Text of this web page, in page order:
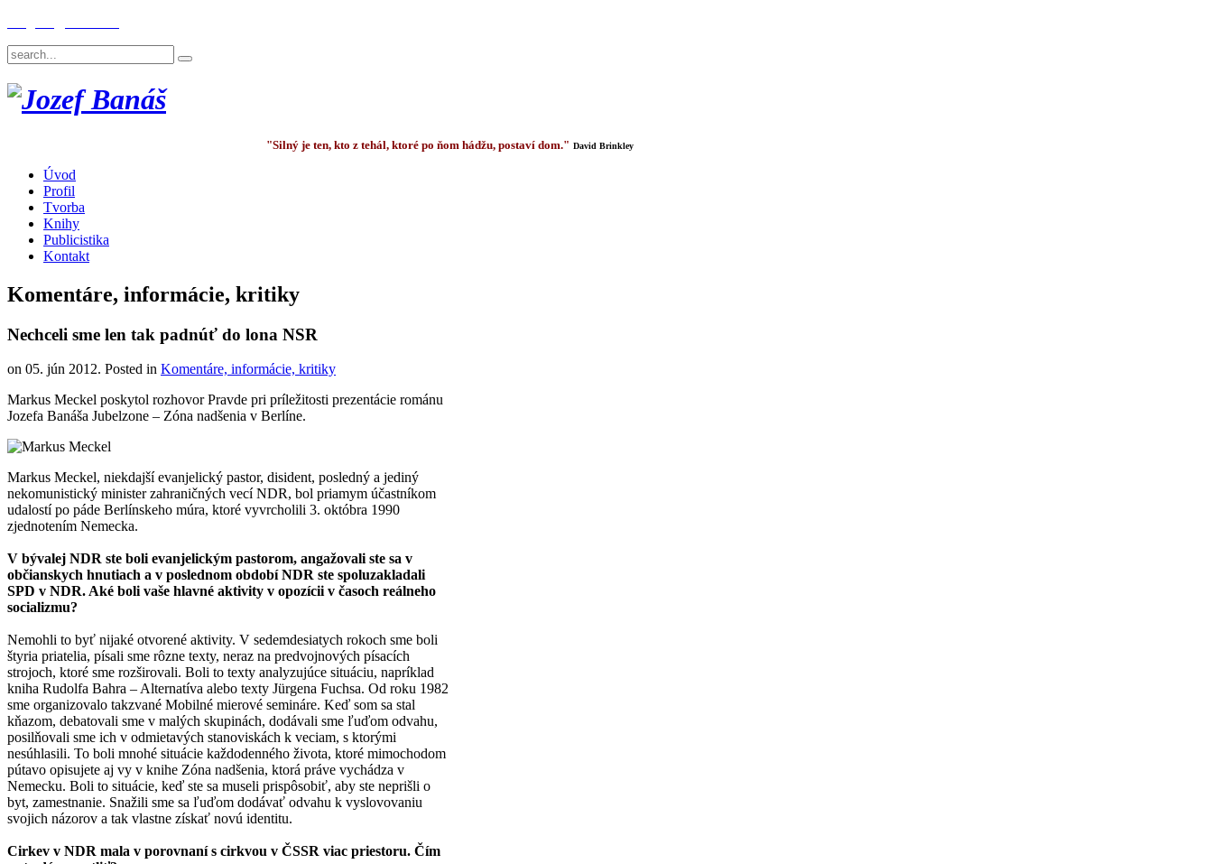
"Silný je ten, kto z tehál, ktoré po ňom hádžu, postaví dom." David Brinkley
Úvod
Profil
Tvorba
Knihy
Publicistika
Kontakt
Komentáre, informácie, kritiky
Nechceli sme len tak padnúť do lona NSR
on 05. jún 2012. Posted in Komentáre, informácie, kritiky
Markus Meckel poskytol rozhovor Pravde pri príležitosti prezentácie románu
Jozefa Banáša Jubelzone – Zóna nadšenia v Berlíne.
Markus Meckel, niekdajší evanjelický pastor, disident, posledný a jediný
nekomunistický minister zahraničných vecí NDR, bol priamym účastníkom
udalostí po páde Berlínskeho múra, ktoré vyvrcholili 3. októbra 1990
zjednotením Nemecka.
V bývalej NDR ste boli evanjelickým pastorom, angažovali ste sa v
občianskych hnutiach a v poslednom období NDR ste spoluzakladali
SPD v NDR. Aké boli vaše hlavné aktivity v opozícii v časoch reálneho
socializmu?
Nemohli to byť nijaké otvorené aktivity. V sedemdesiatych rokoch sme boli
štyria priatelia, písali sme rôzne texty, neraz na predvojnových písacích
strojoch, ktoré sme rozširovali. Boli to texty analyzujúce situáciu, napríklad
kniha Rudolfa Bahra – Alternatíva alebo texty Jürgena Fuchsa. Od roku 1982
sme organizovalo takzvané Mobilné mierové semináre. Keď som sa stal
kňazom, debatovali sme v malých skupinách, dodávali sme ľuďom odvahu,
posilňovali sme ich v odmietavých stanoviskách k veciam, s ktorými
nesúhlasili. To boli mnohé situácie každodenného života, ktoré mimochodom
pútavo opisujete aj vy v knihe Zóna nadšenia, ktorá práve vychádza v
Nemecku. Boli to situácie, keď ste sa museli prispôsobiť, aby ste neprišli o
byt, zamestnanie. Snažili sme sa ľuďom dodávať odvahu k vyslovovaniu
svojich názorov a tak vlastne získať novú identitu.
Cirkev v NDR mala v porovnaní s cirkvou v ČSSR viac priestoru. Čím